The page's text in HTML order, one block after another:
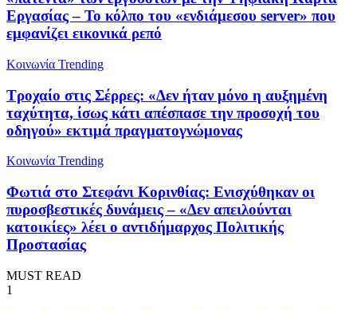
Εργασίας – Το κόλπο του «ενδιάμεσου server» που
εμφανίζει εικονικά ρεπό
Κοινωνία Trending
Τροχαίο στις Σέρρες: «Δεν ήταν μόνο η αυξημένη
ταχύτητα, ίσως κάτι απέσπασε την προσοχή του
οδηγού» εκτιμά πραγματογνώμονας
Κοινωνία Trending
Φωτιά στο Στεφάνι Κορινθίας: Ενισχύθηκαν οι
πυροσβεστικές δυνάμεις – «Δεν απειλούνται
κατοικίες» λέει ο αντιδήμαρχος Πολιτικής
Προστασίας
MUST READ
1